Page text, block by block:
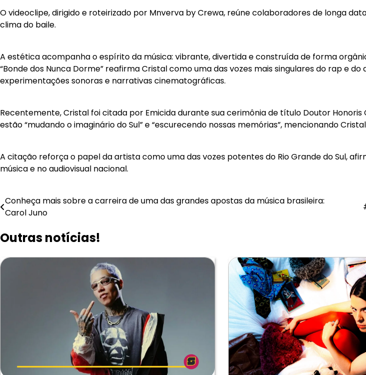
O videoclipe, dirigido e roteirizado por Mnverva by Crewa, reúne colaboradores de longa
clima do baile.
A estética acompanha o espírito da música: vibrante, divertida e construída de forma
“Bonde dos Nunca Dorme” reafirma Cristal como uma das vozes mais singulares do rap e
experimentações sonoras e narrativas cinematográficas.
Recentemente, Cristal foi citada por Emicida durante sua cerimônia de título Doutor Honoris
estão “mudando o imaginário do Sul” e “escurecendo nossas memórias”, mencionando
A citação reforça o papel da artista como uma das vozes potentes do Rio Grande do Sul,
música e no audiovisual nacional.
Navegação
de
Post
Conheça mais sobre a carreira de uma das grandes apostas da música brasileira:
Carol Juno
Outras notícias!